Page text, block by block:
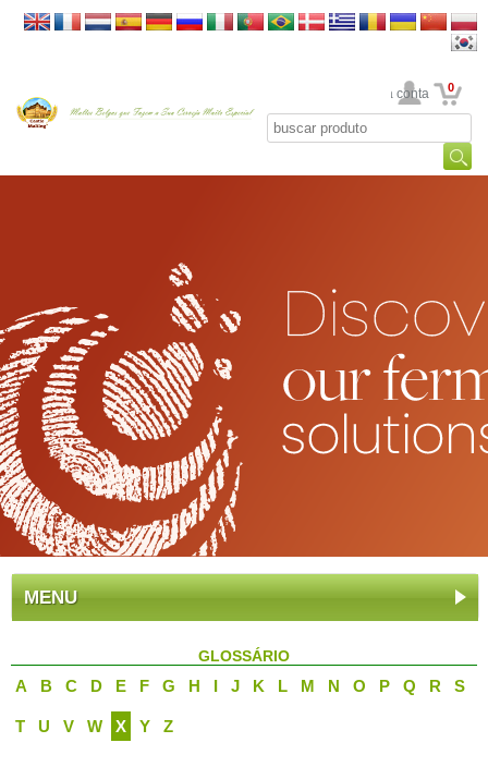
Sua conta 0
MENU
GLOSSÁRIO
A B C D E F G H I J K L M N O P Q R S
T U V W X Y Z